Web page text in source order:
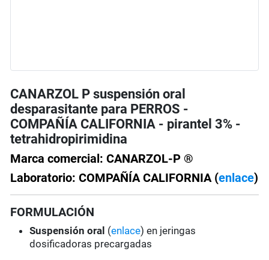
CANARZOL P suspensión oral
desparasitante para PERROS -
COMPAÑÍA CALIFORNIA - pirantel 3% -
tetrahidropirimidina
Marca comercial: CANARZOL-P ®
Laboratorio: COMPAÑÍA CALIFORNIA (enlace)
FORMULACIÓN
Suspensión oral (enlace) en jeringas
dosificadoras precargadas